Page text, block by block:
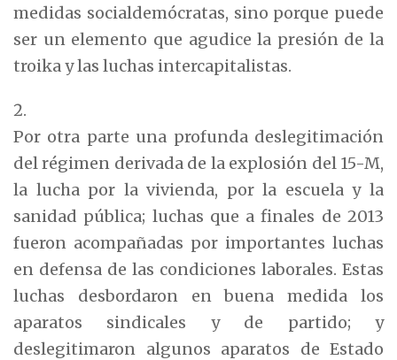
medidas socialdemócratas, sino porque puede
ser un elemento que agudice la presión de la
troika y las luchas intercapitalistas.
Por otra parte una profunda deslegitimación
del régimen derivada de la explosión del 15-M,
la lucha por la vivienda, por la escuela y la
sanidad pública; luchas que a finales de 2013
fueron acompañadas por importantes luchas
en defensa de las condiciones laborales. Estas
luchas desbordaron en buena medida los
aparatos sindicales y de partido; y
deslegitimaron algunos aparatos de Estado